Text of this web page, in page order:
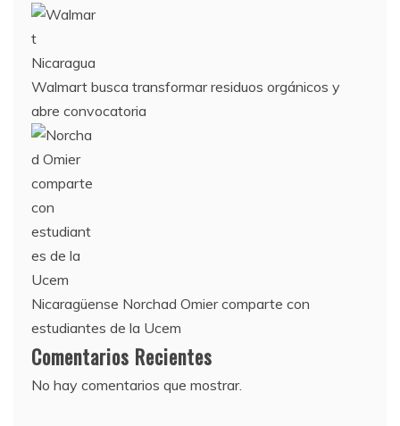
Walmart busca transformar residuos orgánicos y
abre convocatoria
Nicaragüense Norchad Omier comparte con
estudiantes de la Ucem
Comentarios Recientes
No hay comentarios que mostrar.